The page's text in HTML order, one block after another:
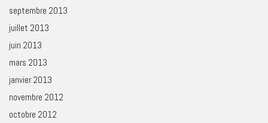
septembre 2013
juillet 2013
juin 2013
mars 2013
janvier 2013
novembre 2012
octobre 2012